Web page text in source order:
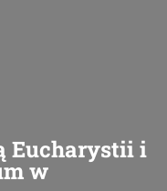
Eucharystii i
w